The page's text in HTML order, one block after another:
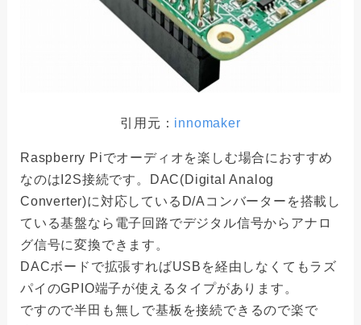
引用元： innomaker
Raspberry Piでオーディオを楽しむ場合におすすめ
なのはI2S接続です。DAC(Digital Analog
Converter)に対応しているD/Aコンバーターを搭載し
ている基盤なら電子回路でデジタル信号からアナロ
グ信号に変換できます。
DACボードで拡張すればUSBを経由しなくてもラズ
パイのGPIO端子が使えるタイプがあります。
ですので半田も無しで基板を接続できるので楽で